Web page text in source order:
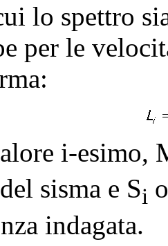
lo spettro
per le
i-esimo,
sisma e Si
indagata.